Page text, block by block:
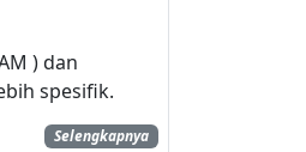
) dan
spesifik.
Selengkapnya